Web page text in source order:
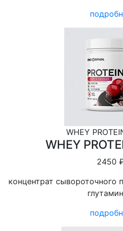
WHEY
WHEY
2450
концентрат сывороточного